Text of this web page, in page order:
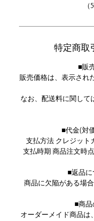
特定商取
■販
販売価格は、表示され
なお、配送料に関して
■代金(対
支払方法 クレジット
支払時期 商品注文時
■返品
商品に欠陥がある場
■商
オーダーメイド商品は